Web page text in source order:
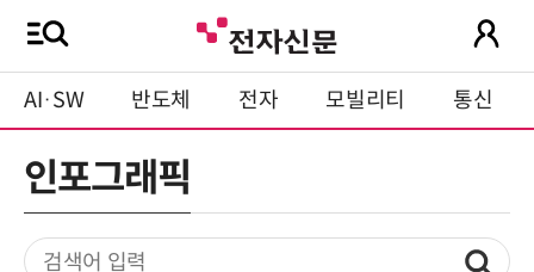
AI·SW 반도체 전자 모빌리티 통신
인포그래픽